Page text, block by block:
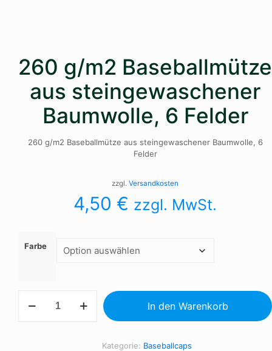
260 g/m2 Baseballmütze
aus steingewaschener
Baumwolle, 6 Felder
260 g/m2 Baseballmütze aus steingewaschener Baumwolle, 6
Felder
zzgl. Versandkosten
4,50 € zzgl. MwSt.
Farbe
g/m2
In den Warenkorb
Kategorie: Baseballcaps